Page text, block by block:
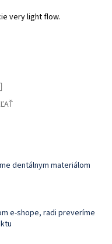
very light flow.
dentálnym materiálom
e-shope, radi preveríme